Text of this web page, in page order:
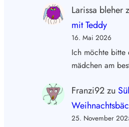
Larissa bleher
mit Teddy
16. Mai 2026
Ich möchte bitte
mädchen am
Franzi92zu
25. November